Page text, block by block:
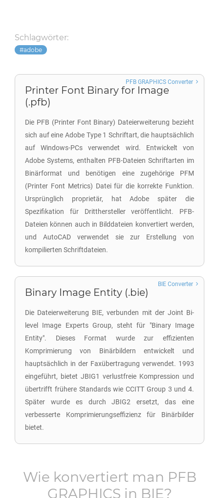
Schlagwörter:
adobe
Printer Font Binary for Image
(.pfb)
Die PFB (Printer Font Binary) Dateierweiterung bezieht
sich auf eine Adobe Type 1 Schriftart, die hauptsächlich
auf Windows-PCs verwendet wird. Entwickelt von
Adobe Systems, enthalten PFB-Dateien Schriftarten im
Binärformat und benötigen eine zugehörige PFM
(Printer Font Metrics) Datei für die korrekte Funktion.
Ursprünglich proprietär, hat Adobe später die
Spezifikation für Dritthersteller veröffentlicht. PFB-
Dateien können auch in Bilddateien konvertiert werden,
und AutoCAD verwendet sie zur Erstellung von
kompilierten Schriftdateien.
PFB GRAPHICS Converter
Binary Image Entity (.bie)
Die Dateierweiterung BIE, verbunden mit der Joint Bi-
level Image Experts Group, steht für "Binary Image
Entity". Dieses Format wurde zur effizienten
Komprimierung von Binärbildern entwickelt und
hauptsächlich in der Faxübertragung verwendet. 1993
eingeführt, bietet JBIG1 verlustfreie Kompression und
übertrifft frühere Standards wie CCITT Group 3 und 4.
Später wurde es durch JBIG2 ersetzt, das eine
verbesserte Komprimierungseffizienz für Binärbilder
bietet.
BIE Converter
Wie konvertiert man PFB
GRAPHICS in BIE?